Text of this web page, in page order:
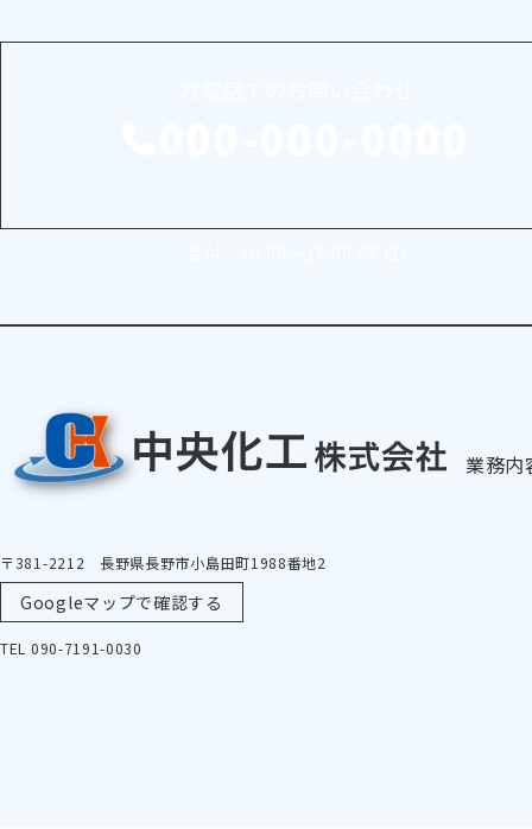
業務内
〒381-2212 長野県長野市小島田町1988番地2
Googleマップで確認する
TEL 090-7191-0030